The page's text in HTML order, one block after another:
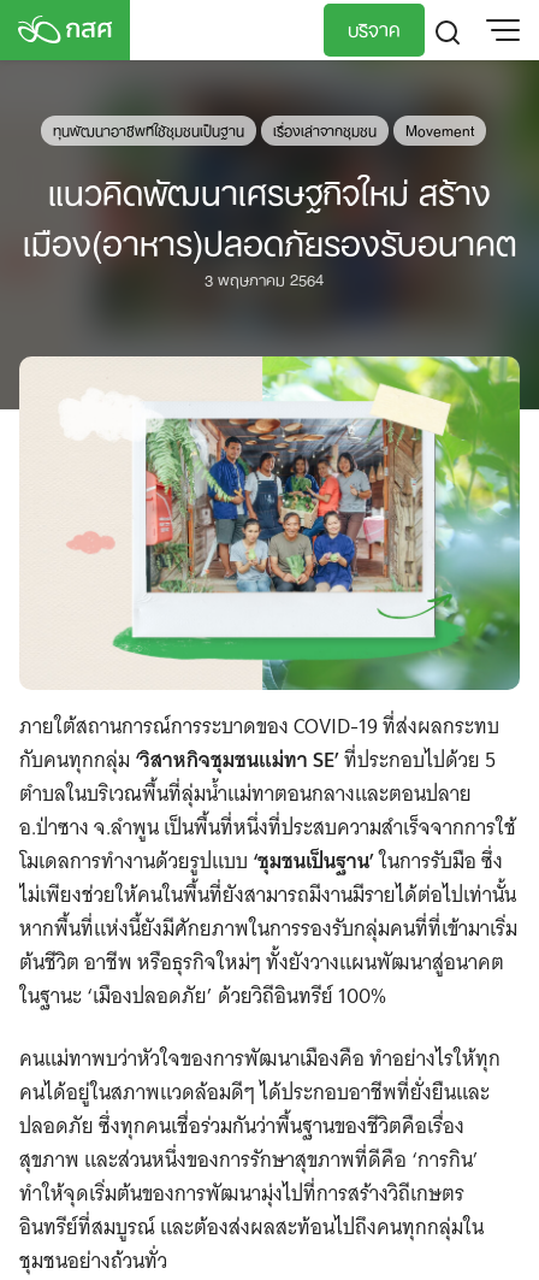
Skip
บริจาค
TH
ทุนพัฒนาอาชีพทีใช้ชุมชนเป็นฐาน เรื่องเล่าจากชุมชน Movement
แนวคิดพัฒนาเศรษฐกิจใหม่ สร้าง
เมือง(อาหาร)ปลอดภัยรองรับอนาคต
3 พฤษภาคม 2564
ภายใต้สถานการณ์การระบาดของ COVID-19 ที่ส่งผลกระทบ
กับคนทุกกลุ่ม ‘วิสาหกิจชุมชนแม่ทา SE’ที่ประกอบไปด้วย 5
ตำบลในบริเวณพื้นที่ลุ่มน้ำแม่ทาตอนกลางและตอนปลาย
อ.ป่าซาง จ.ลำพูน เป็นพื้นที่หนึ่งที่ประสบความสำเร็จจากการใช้
โมเดลการทำงานด้วยรูปแบบ ‘ชุมชนเป็นฐาน’ในการรับมือ ซึ่ง
ไม่เพียงช่วยให้คนในพื้นที่ยังสามารถมีงานมีรายได้ต่อไปเท่านั้น
หากพื้นที่แห่งนี้ยังมีศักยภาพในการรองรับกลุ่มคนที่ที่เข้ามาเริ่ม
ต้นชีวิต อาชีพ หรือธุรกิจใหม่ๆ ทั้งยังวางแผนพัฒนาสู่อนาคต
ในฐานะ ‘เมืองปลอดภัย’ ด้วยวิถีอินทรีย์ 100%
คนแม่ทาพบว่าหัวใจของการพัฒนาเมืองคือ ทำอย่างไรให้ทุก
คนได้อยู่ในสภาพแวดล้อมดีๆ ได้ประกอบอาชีพที่ยั่งยืนและ
ปลอดภัย ซึ่งทุกคนเชื่อร่วมกันว่าพื้นฐานของชีวิตคือเรื่อง
สุขภาพ และส่วนหนึ่งของการรักษาสุขภาพที่ดีคือ ‘การกิน’
ทำให้จุดเริ่มต้นของการพัฒนามุ่งไปที่การสร้างวิถีเกษตร
อินทรีย์ที่สมบูรณ์ และต้องส่งผลสะท้อนไปถึงคนทุกกลุ่มใน
ชุมชนอย่างถ้วนทั่ว